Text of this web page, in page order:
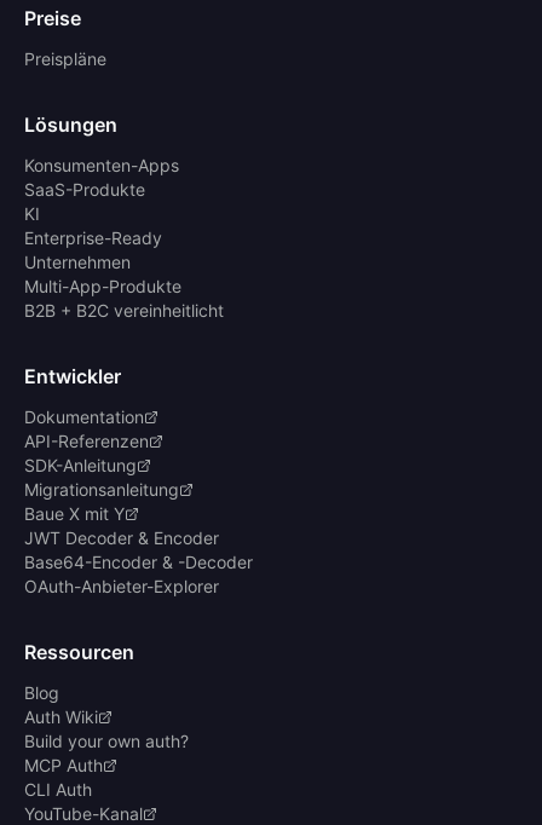
Preise
Preispläne
Lösungen
Konsumenten-Apps
SaaS-Produkte
KI
Enterprise-Ready
Unternehmen
Multi-App-Produkte
B2B + B2C vereinheitlicht
Entwickler
Dokumentation
API-Referenzen
SDK-Anleitung
Migrationsanleitung
Baue X mit Y
JWT Decoder & Encoder
Base64-Encoder & -Decoder
OAuth-Anbieter-Explorer
Ressourcen
Blog
Auth Wiki
Build your own auth?
MCP Auth
CLI Auth
YouTube-Kanal